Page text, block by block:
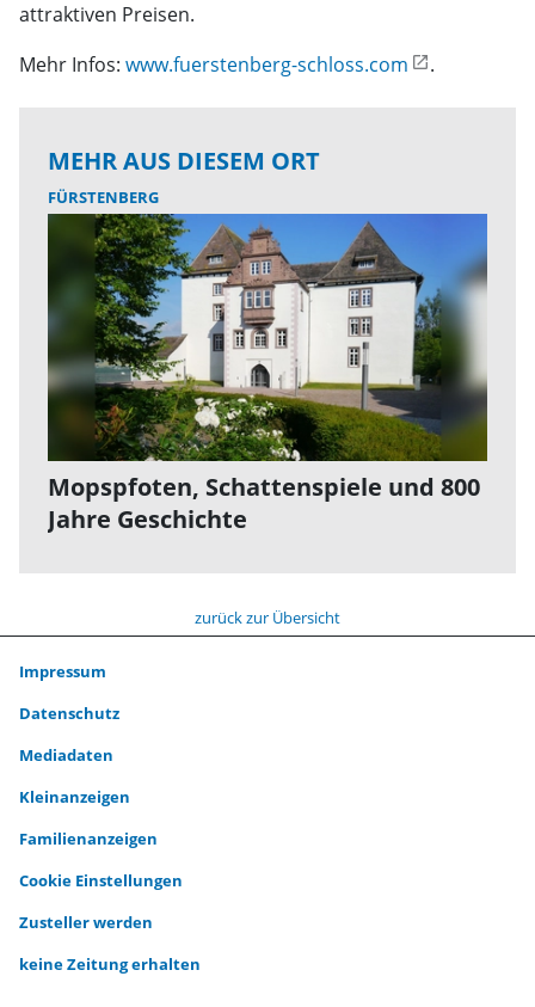
attraktiven Preisen.
Mehr Infos: www.fuerstenberg-schloss.com .
MEHR AUS DIESEM ORT
FÜRSTENBERG
Mopspfoten, Schattenspiele und 800
Jahre Geschichte
zurück zur Übersicht
Impressum
Datenschutz
Mediadaten
Kleinanzeigen
Familienanzeigen
Cookie Einstellungen
Zusteller werden
keine Zeitung erhalten